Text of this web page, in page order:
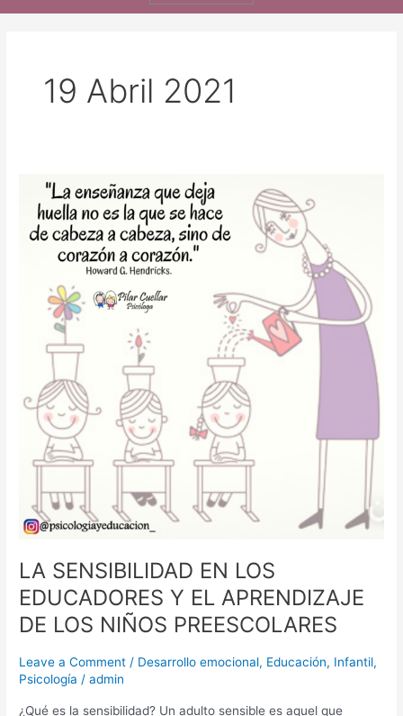
19 Abril 2021
LA SENSIBILIDAD EN LOS
EDUCADORES Y EL APRENDIZAJE
DE LOS NIÑOS PREESCOLARES
Leave a Comment / Desarrollo emocional, Educación, Infantil,
Psicología /admin
¿Qué es la sensibilidad? Un adulto sensible es aquel que
SENSIBILIDAD
LOS
EDUCADORES
APRENDIZAJE
NIÑOS
PREESCOLARES